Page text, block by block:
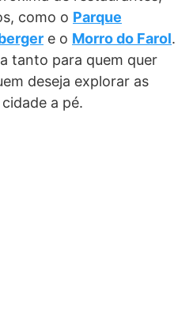
como o Parque
e o Morro do Farol.
tanto para quem quer
deseja explorar as
a pé.